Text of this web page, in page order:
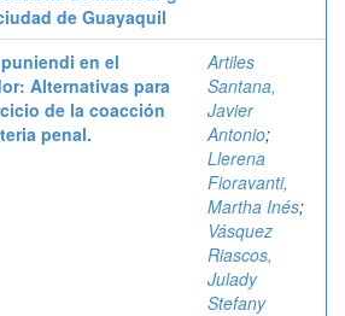
de Guayaquil
en el
Alternativas para
de la coacción
penal.
Artiles
Santana,
Javier
Antonio;
Llerena
Fioravanti,
Martha Inés;
Vásquez
Riascos,
Julady
Stefany